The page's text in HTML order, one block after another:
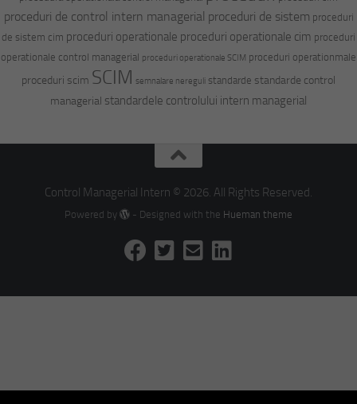
proceduri de control intern managerial proceduri de sistem proceduri
de sistem cim proceduri operationale proceduri operationale cim proceduri
operationale control managerial proceduri operationale SCIM proceduri operationmale
proceduri scim SCIM semnalare nereguli standarde standarde control
managerial standardele controlului intern managerial
Control Managerial Intern © 2026. All Rights Reserved.
Powered by - Designed with the Hueman theme